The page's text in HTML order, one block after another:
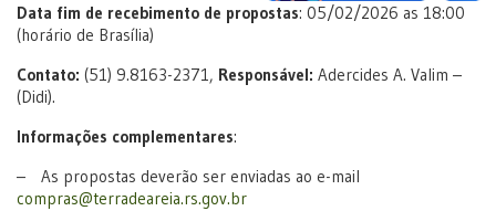
Data fim de recebimento de propostas: 05/02/2026 as 18:00
(horário de Brasília)
Contato: (51) 9.8163-2371, Responsável: Adercides A. Valim –
(Didi).
Informações complementares:
– As propostas deverão ser enviadas ao e-mail
compras@terradeareia.rs.gov.br